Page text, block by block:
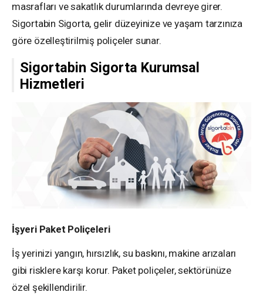
masrafları ve sakatlık durumlarında devreye girer.
Sigortabin Sigorta, gelir düzeyinize ve yaşam tarzınıza
göre özelleştirilmiş poliçeler sunar.
Sigortabin Sigorta Kurumsal
Hizmetleri
İşyeri Paket Poliçeleri
İş yerinizi yangın, hırsızlık, su baskını, makine arızaları
gibi risklere karşı korur. Paket poliçeler, sektörünüze
özel şekillendirilir.